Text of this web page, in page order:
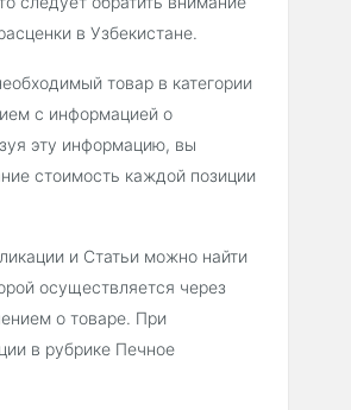
в Узбекистане.
товар в категории
с информацией о
эту информацию, вы
стоимость каждой позиции
и Статьи можно найти
осуществляется через
о товаре. При
в рубрике Печное